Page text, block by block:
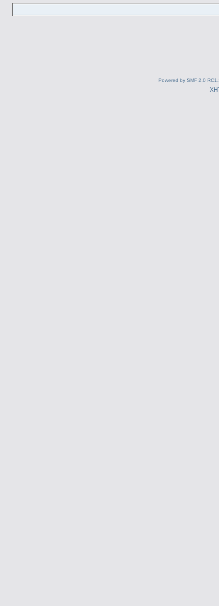
Powered by SMF 2.0